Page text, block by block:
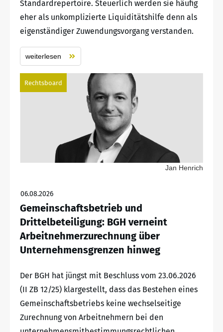
Standardrepertoire. Steuerlich werden sie häufig
eher als unkomplizierte Liquiditätshilfe denn als
eigenständiger Zuwendungsvorgang verstanden.
weiterlesen
Rechtsboard
Jan Henrich
06.08.2026
Gemeinschaftsbetrieb und
Drittelbeteiligung: BGH verneint
Arbeitnehmerzurechnung über
Unternehmensgrenzen hinweg
Der BGH hat jüngst mit Beschluss vom 23.06.2026
(II ZB 12/25) klargestellt, dass das Bestehen eines
Gemeinschaftsbetriebs keine wechselseitige
Zurechnung von Arbeitnehmern bei den